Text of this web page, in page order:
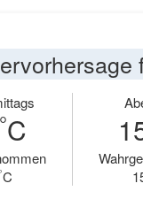
°C
C